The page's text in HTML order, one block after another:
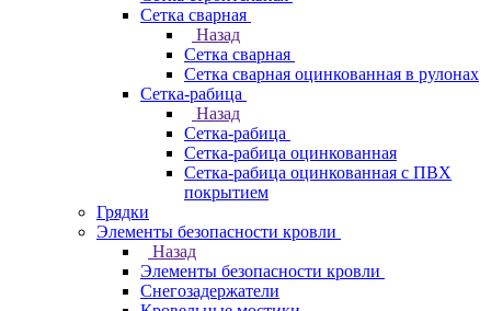
Сетка сварная
Назад
Сетка сварная
Сетка сварная оцинкованная в рулонах
Сетка-рабица
Назад
Сетка-рабица
Сетка-рабица оцинкованная
Сетка-рабица оцинкованная с ПВХ
покрытием
Грядки
Элементы безопасности кровли
Назад
Элементы безопасности кровли
Снегозадержатели